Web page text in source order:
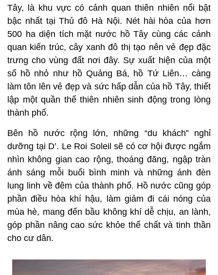
Tây, là khu vực có cảnh quan thiên nhiên nổi bật
bậc nhất tại Thủ đô Hà Nội. Nét hài hòa của hơn
500 ha diện tích mặt nước hồ Tây cùng các cảnh
quan kiến trúc, cây xanh đô thị tạo nên vẻ đẹp đặc
trưng cho vùng đất nơi đây. Sự xuất hiện của một
số hồ nhỏ như hồ Quảng Bá, hồ Tứ Liên… càng
làm tôn lên vẻ đẹp và sức hấp dẫn của hồ Tây, thiết
lập một quần thể thiên nhiên sinh động trong lòng
thành phố.
Bên hồ nước rộng lớn, những “du khách” nghỉ
dưỡng tại D’. Le Roi Soleil sẽ có cơ hội được ngắm
nhìn không gian cao rộng, thoáng đãng, ngập tràn
ánh sáng mỗi buổi bình minh và những ánh đèn
lung linh về đêm của thành phố. Hồ nước cũng góp
phần điều hòa khí hậu, làm giảm đi cái nóng của
mùa hè, mang đến bầu không khí dễ chịu, an lành,
góp phần nâng cao sức khỏe thể chất và tinh thần
cho cư dân.